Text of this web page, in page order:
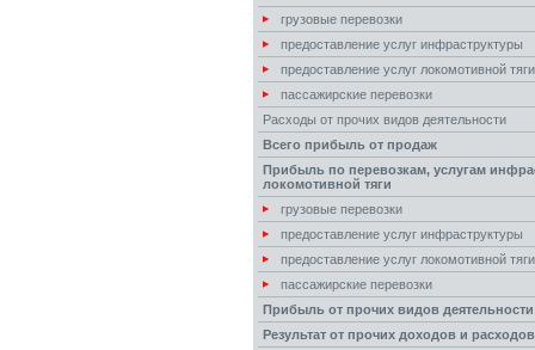
грузовые перевозки
предоставление услуг инфраструктуры
предоставление услуг локомотивной тяги
пассажирские перевозки
Расходы от прочих видов деятельности
Всего прибыль от продаж
Прибыль по перевозкам, услугам
локомотивной тяги
грузовые перевозки
предоставление услуг инфраструктуры
предоставление услуг локомотивной тяги
пассажирские перевозки
Прибыль от прочих видов деятельности
Результат от прочих доходов и расходов